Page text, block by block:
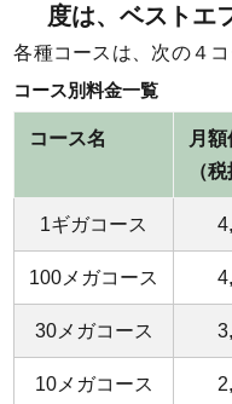
度は、ベストエ
各種コースは、次の４コ
コース別料金一覧
コース名
月
（税
1ギガコース
100メガコース
30メガコース
10メガコース